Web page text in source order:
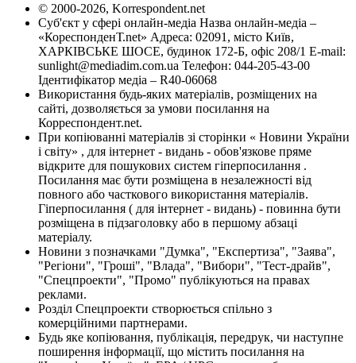
© 2000-2026, Korrespondent.net
Суб'єкт у сфері онлайн-медіа Назва онлайн-медіа –
«КореспонденТ.net» Адреса: 02091, місто Київ,
ХАРКІВСЬКЕ ШОСЕ, будинок 172-Б, офіс 208/1 E-mail:
sunlight@mediadim.com.ua Телефон: 044-205-43-00
Ідентифікатор медіа – R40-06068
Використання будь-яких матеріалів, розміщених на
сайті, дозволяється за умови посилання на
Корреспондент.net.
При копіюванні матеріалів зі сторінки « Новини України
і світу» , для інтернет - видань - обов'язкове пряме
відкрите для пошукових систем гіперпосилання .
Посилання має бути розміщена в незалежності від
повного або часткового використання матеріалів.
Гіперпосилання ( для інтернет - видань) - повинна бути
розміщена в підзаголовку або в першому абзаці
матеріалу.
Новини з позначками "Думка", "Експертиза", "Заява",
"Регіони", "Гроші", "Влада", "Вибори", "Тест-драйв",
"Спецпроекти", "Промо" публікуються на правах
реклами.
Розділ Спецпроекти створюється спільно з
комерційними партнерами.
Будь яке копіювання, публікація, передрук, чи наступне
поширення інформації, що містить посилання на